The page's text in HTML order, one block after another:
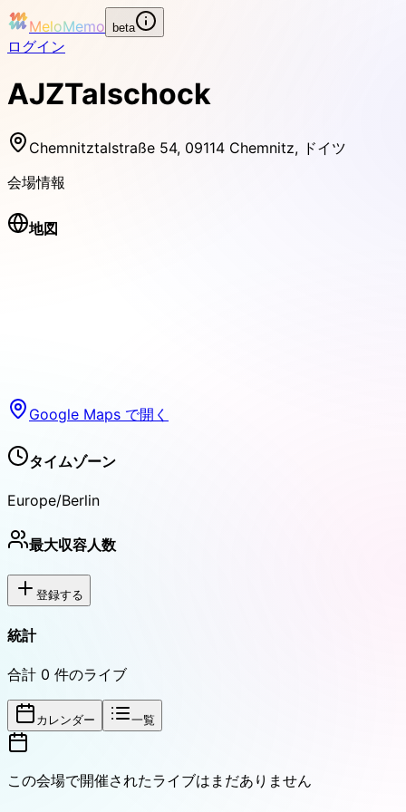
MeloMemo beta
ログイン
AJZTalschock
Chemnitztalstraße 54, 09114 Chemnitz, ドイツ
会場情報
地図
Google Maps で開く
タイムゾーン
Europe/Berlin
最大収容人数
登録する
統計
合計 0 件のライブ
カレンダー 一覧
この会場で開催されたライブはまだありません